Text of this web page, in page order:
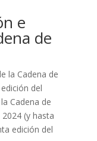
e
de
la Cadena de
del
Cadena de
(y hasta
edición del